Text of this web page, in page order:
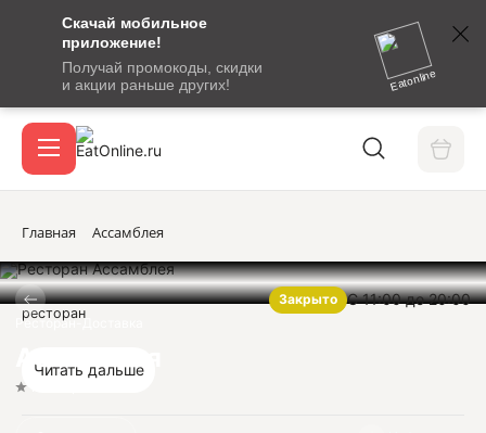
Скачай мобильное
приложение!
Получай промокоды, скидки
и акции раньше других!
Eatonline
сообщение
кодом
подтверждения
Вход / регистрация
Акции
Главная Ассамблея
Закрыто С 11:00 до 20:00
Ресторан-Доставка
Ассамблея
ресторан
Читать дальше